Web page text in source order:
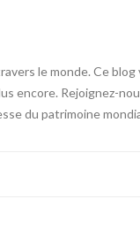
le monde. Ce
encore. Rejoignez-
du patrimoine